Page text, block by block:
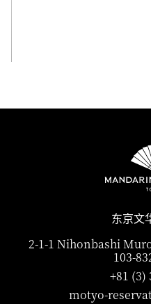
东京文
2-1-1 Nihonbashi
103-
+81 (3)
motyo-